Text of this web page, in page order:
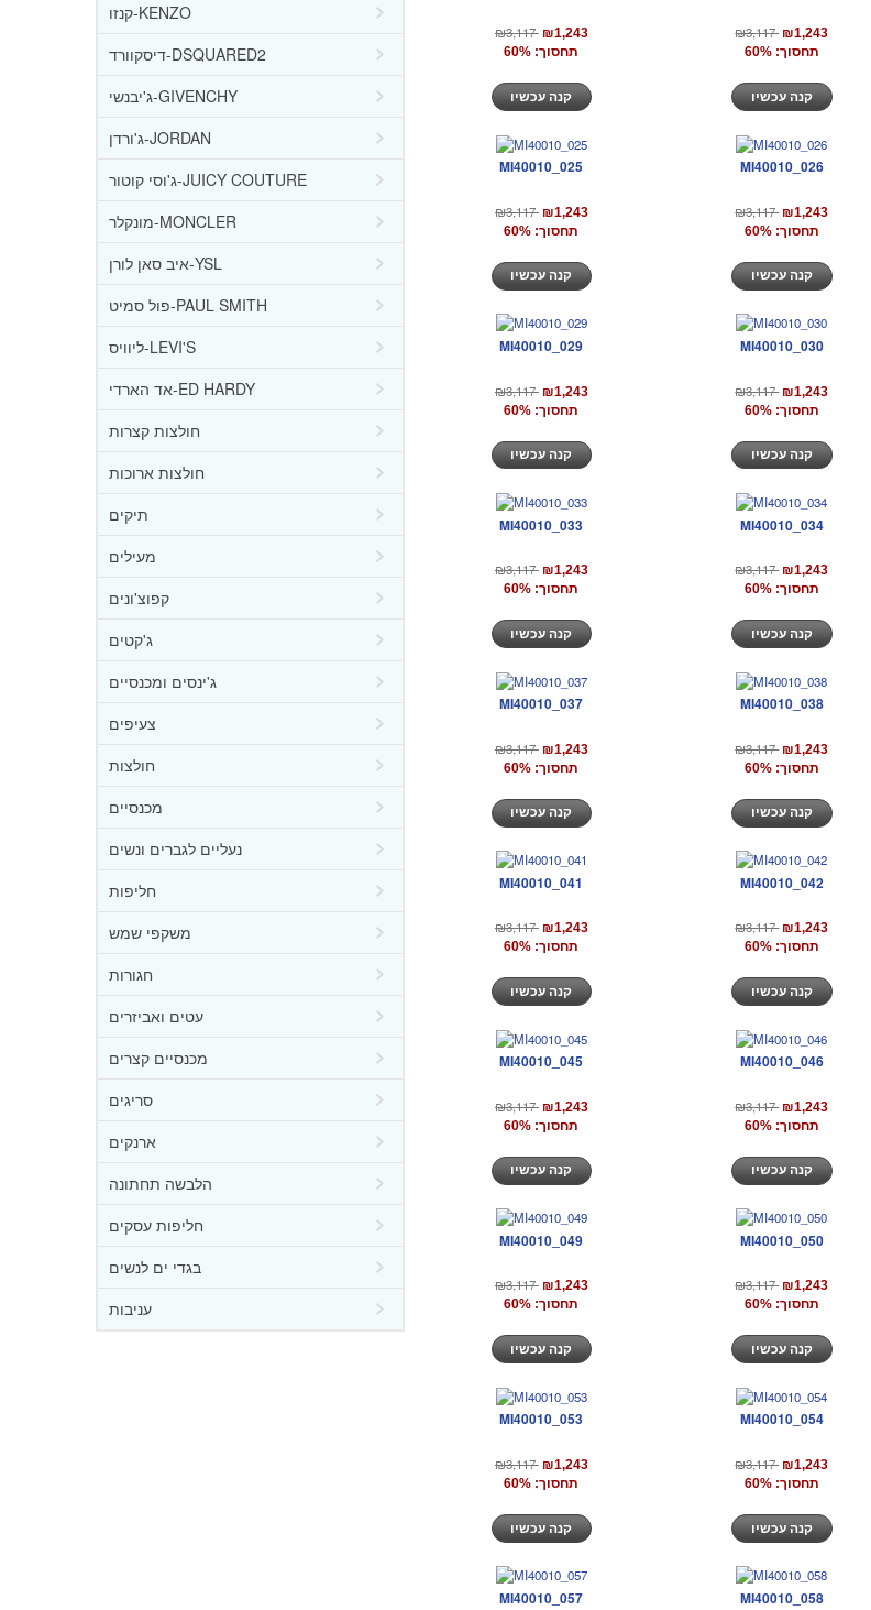
קנזו-KENZO
דיסקוורד-DSQUARED2
ג'יבנשי-GIVENCHY
ג'ורדן-JORDAN
ג'וסי קוטור-JUICY COUTURE
מונקלר-MONCLER
איב סאן לורן-YSL
פול סמיט-PAUL SMITH
ליוויס-LEVI'S
אד הארדי-ED HARDY
חולצות קצרות
חולצות ארוכות
תיקים
מעילים
קפוצ'ונים
ג'קטים
ג'ינסים ומכנסיים
צעיפים
חולצות
מכנסיים
נעליים לגברים ונשים
חליפות
משקפי שמש
חגורות
עטים ואביזרים
מכנסיים קצרים
סריגים
ארנקים
הלבשה תחתונה
חליפות עסקים
בגדי ים לנשים
עניבות
₪3,117 ₪1,243
תחסוך: 60%
₪3,117 ₪1,243
תחסוך: 60%
קנה עכשיו
MI40010_025
₪3,117 ₪1,243
תחסוך: 60%
MI40010_026
₪3,117 ₪1,243
תחסוך: 60%
קנה עכשיו
MI40010_029
₪3,117 ₪1,243
תחסוך: 60%
MI40010_030
₪3,117 ₪1,243
תחסוך: 60%
קנה עכשיו
MI40010_033
₪3,117 ₪1,243
תחסוך: 60%
MI40010_034
₪3,117 ₪1,243
תחסוך: 60%
קנה עכשיו
MI40010_037
₪3,117 ₪1,243
תחסוך: 60%
MI40010_038
₪3,117 ₪1,243
תחסוך: 60%
קנה עכשיו
MI40010_041
₪3,117 ₪1,243
תחסוך: 60%
MI40010_042
₪3,117 ₪1,243
תחסוך: 60%
קנה עכשיו
MI40010_045
₪3,117 ₪1,243
תחסוך: 60%
MI40010_046
₪3,117 ₪1,243
תחסוך: 60%
קנה עכשיו
MI40010_049
₪3,117 ₪1,243
תחסוך: 60%
MI40010_050
₪3,117 ₪1,243
תחסוך: 60%
קנה עכשיו
MI40010_053
₪3,117 ₪1,243
תחסוך: 60%
MI40010_054
₪3,117 ₪1,243
תחסוך: 60%
קנה עכשיו
MI40010_057 MI40010_058